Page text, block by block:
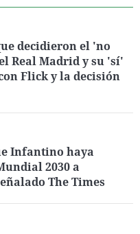
decidieron el 'no
Real Madrid y su 'sí'
Flick y la decisión
Infantino haya
2030 a
The Times